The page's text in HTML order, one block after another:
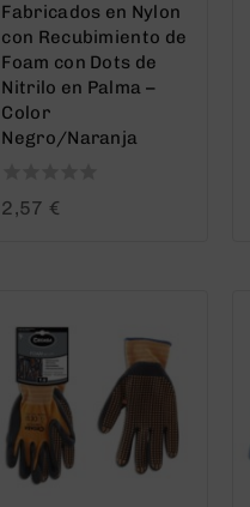
Fabricados en Nylon
con Recubimiento de
Foam con Dots de
Nitrilo en Palma –
Color
Negro/Naranja
0
2,57 €